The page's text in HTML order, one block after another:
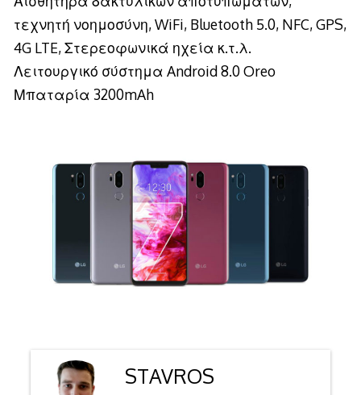
τεχνητή νοημοσύνη, WiFi, Bluetooth 5.0, NFC, GPS,
4G LTE, Στερεοφωνικά ηχεία κ.τ.λ.
Λειτουργικό σύστημα Android 8.0 Oreo
Μπαταρία 3200mAh
STAVROS